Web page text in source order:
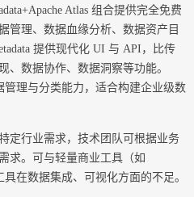
Atlas 组合提供完全免费
管理、数据血缘分析、数据资产目
提供现代化 UI 与 API，比传
、数据协作、数据洞察等功能。
管理与分类能力，适合构建企业级数
定行业需求，技术团队可根据业务
求。可与轻量商业工具（如
在数据集成、可视化方面的不足。